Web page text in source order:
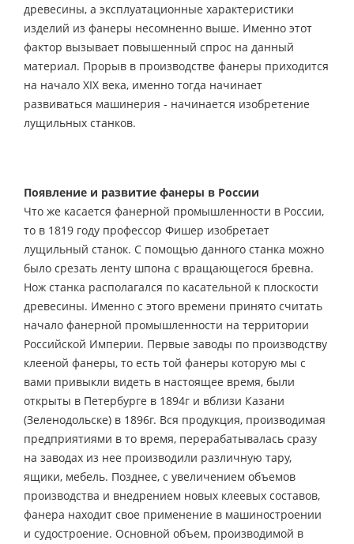
древесины, а эксплуатационные характеристики
изделий из фанеры несомненно выше. Именно этот
фактор вызывает повышенный спрос на данный
материал. Прорыв в производстве фанеры приходится
на начало XIX века, именно тогда начинает
развиваться машинерия - начинается изобретение
лущильных станков.
Появление и развитие фанеры в России
Что же касается фанерной промышленности в России,
то в 1819 году профессор Фишер изобретает
лущильный станок. С помощью данного станка можно
было срезать ленту шпона с вращающегося бревна.
Нож станка располагался по касательной к плоскости
древесины. Именно с этого времени принято считать
начало фанерной промышленности на территории
Российской Империи. Первые заводы по производству
клееной фанеры, то есть той фанеры которую мы с
вами привыкли видеть в настоящее время, были
открыты в Петербурге в 1894г и вблизи Казани
(Зеленодольске) в 1896г. Вся продукция, производимая
предприятиями в то время, перерабатывалась сразу
на заводах из нее производили различную тару,
ящики, мебель. Позднее, с увеличением объемов
производства и внедрением новых клеевых составов,
фанера находит свое применение в машиностроении
и судостроение. Основной объем, производимой в